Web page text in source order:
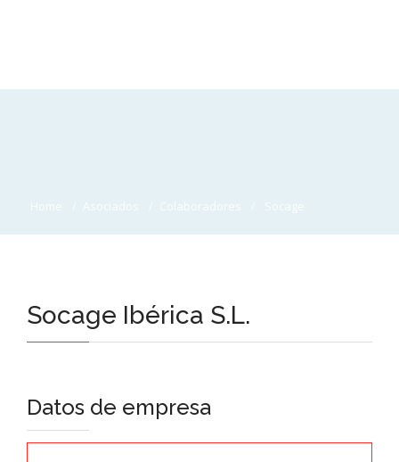
Home Asociados Colaboradores Socage
Socage Ibérica S.L.
Datos de empresa